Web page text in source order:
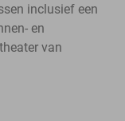
inclusief een
en
van